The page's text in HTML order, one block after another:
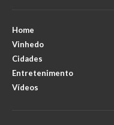
Home
Vinhedo
Cidades
Entretenimento
Vídeos